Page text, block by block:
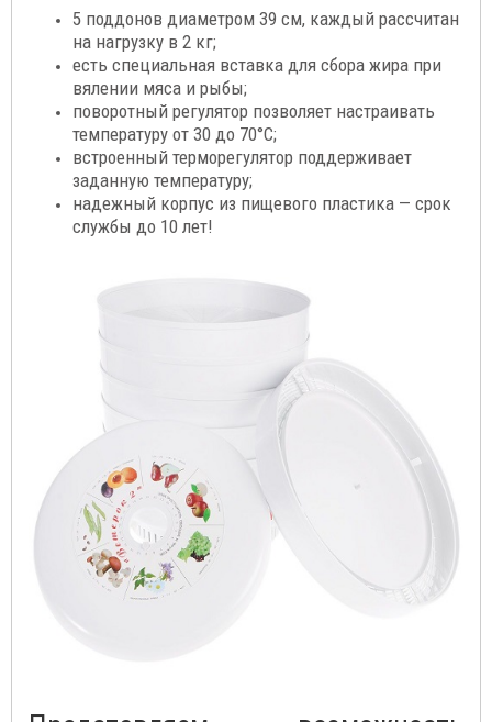
5 поддонов диаметром 39 см, каждый рассчитан
на нагрузку в 2 кг;
есть специальная вставка для сбора жира при
вялении мяса и рыбы;
поворотный регулятор позволяет настраивать
температуру от 30 до 70°C;
встроенный терморегулятор поддерживает
заданную температуру;
надежный корпус из пищевого пластика — срок
службы до 10 лет!